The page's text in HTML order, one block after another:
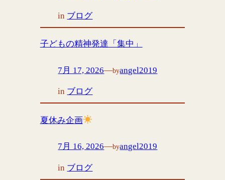
in ブログ
子どもの精神発達「集中」
7月 17, 2026—byangel2019
in ブログ
夏休み企画
7月 16, 2026—byangel2019
in ブログ